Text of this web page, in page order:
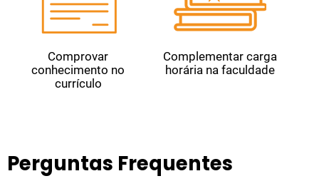
Comprovar
conhecimento no
currículo
Complementar carga
horária na faculdade
Perguntas Frequentes